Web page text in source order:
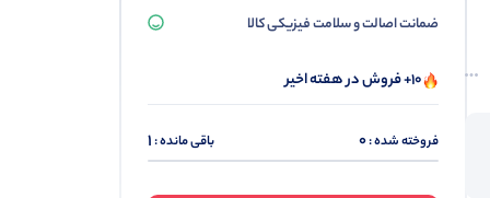
ضمانت اصالت و سلامت فیزیکی کالا
10+ فروش در هفته اخیر
فروخته شده :0 باقی مانده :1